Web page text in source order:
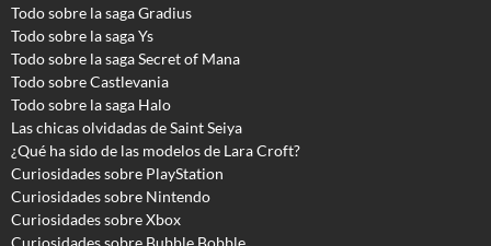
Todo sobre la saga Gradius
Todo sobre la saga Ys
Todo sobre la saga Secret of Mana
Todo sobre Castlevania
Todo sobre la saga Halo
Las chicas olvidadas de Saint Seiya
¿Qué ha sido de las modelos de Lara Croft?
Curiosidades sobre PlayStation
Curiosidades sobre Nintendo
Curiosidades sobre Xbox
Curiosidades sobre Bubble Bobble